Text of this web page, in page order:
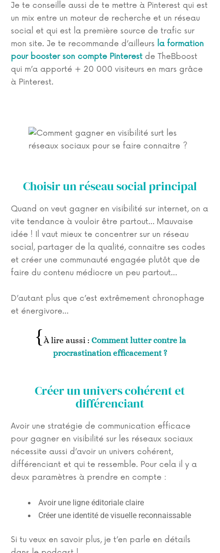
Je te conseille aussi de te mettre à Pinterest qui est
un mix entre un moteur de recherche et un réseau
social et qui est la première source de trafic sur
mon site. Je te recommande d’ailleurs la formation
pour booster son compte Pinterest de TheBboost
qui m’a apporté + 20 000 visiteurs en mars grâce
à Pinterest.
Choisir un réseau social principal
Quand on veut gagner en visibilité sur internet, on a
vite tendance à vouloir être partout… Mauvaise
idée ! Il vaut mieux te concentrer sur un réseau
social, partager de la qualité, connaitre ses codes
et créer une communauté engagée plutôt que de
faire du contenu médiocre un peu partout…
D’autant plus que c’est extrêmement chronophage
et énergivore…
À lire aussi : Comment lutter contre la
procrastination efficacement ?
Créer un univers cohérent et
différenciant
Avoir une stratégie de communication efficace
pour gagner en visibilité sur les réseaux sociaux
nécessite aussi d’avoir un univers cohérent,
différenciant et qui te ressemble. Pour cela il y a
deux paramètres à prendre en compte :
Avoir une ligne éditoriale claire
Créer une identité de visuelle reconnaissable
Si tu veux en savoir plus, je t’en parle en détails